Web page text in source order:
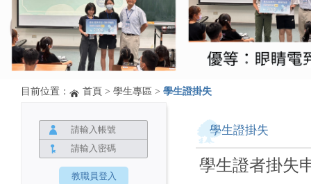
目前位置： 首頁 > 學生專區 > 學生證掛失
學生證掛失
學生證者掛失